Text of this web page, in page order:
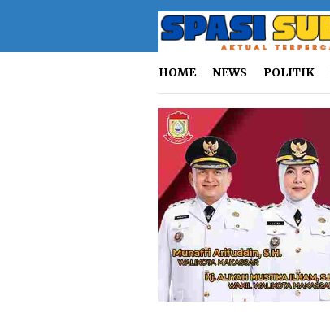
HOME NEWS POLITIK